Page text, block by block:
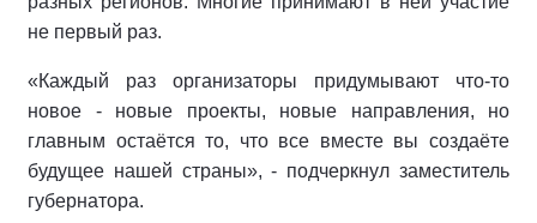
не первый раз.
«Каждый раз организаторы придумывают что-то
новое - новые проекты, новые направления, но
главным остаётся то, что все вместе вы создаёте
будущее нашей страны», - подчеркнул заместитель
губернатора.